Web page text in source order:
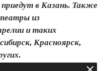
в Казань. Также
из
и таких
Красноярск,